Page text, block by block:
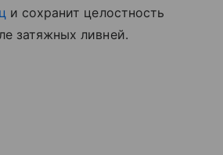
и сохранит целостность
затяжных ливней.